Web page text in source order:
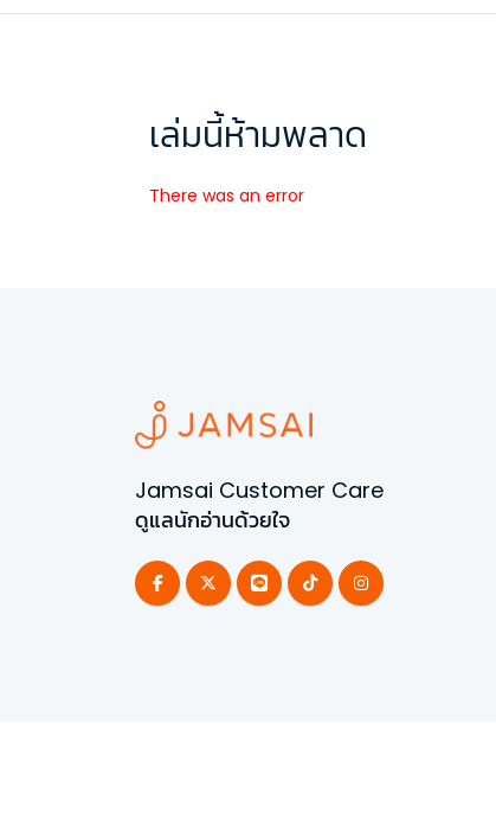
เล่มนี้ห้ามพลาด
There was an error
Jamsai Customer Care
ดูแลนักอ่านด้วยใจ